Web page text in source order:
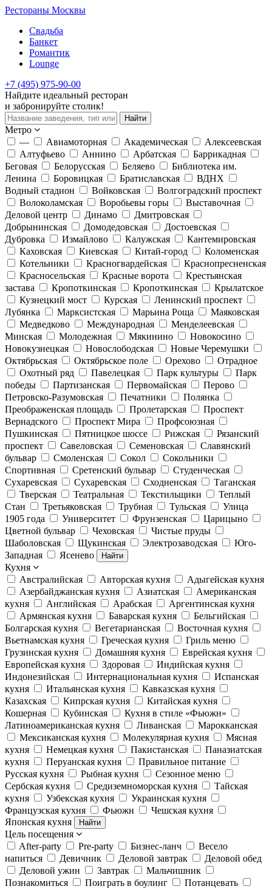
Рестораны Москвы
Свадьба
Банкет
Романтик
Lounge
+7 (495) 975-90-00
Найдите идеальный ресторан
и забронируйте столик!
Найти
Метро
—
Авиамоторная Академическая
Алексеевская
Алтуфьево
Аннино Арбатская
Баррикадная
Беговая
Белорусская Беляево
Библиотека им.
Ленина
Боровицкая Братиславская
ВДНХ
Водный стадион
Войковская
Волгоградский проспект
Волоколамская
Воробьевы горы
Выставочная
Деловой центр
Динамо
Дмитровская
Добрынинская
Домодедовская
Достоевская
Дубровка
Измайлово Калужская
Кантемировская
Каховская
Киевская Китай-город
Коломенская
Котельники
Красногвардейская
Краснопресненская
Красносельская
Красные ворота
Крестьянская
застава
Кропоткинская Кропоткинская
Крылатское
Кузнецкий мост
Курская
Ленинский проспект
Лубянка
Марксистская Марьина Роща
Маяковская
Медведково
Международная
Менделеевская
Минская
Молодежная Мякинино
Новокосино
Новокузнецкая
Новослободская
Новые Черемушки
Октябрьская
Октябрьское поле Орехово
Отрадное
Охотный ряд
Павелецкая Парк культуры
Парк
победы
Партизанская Первомайская
Перово
Петровско-Разумовская
Печатники
Полянка
Преображенская площадь
Пролетарская
Проспект
Вернадского
Проспект Мира
Профсоюзная
Пушкинская
Пятницкое шоссе Рижская
Рязанский
проспект
Савеловская Семеновская
Славянский
бульвар
Смоленская Сокол
Сокольники
Спортивная
Сретенский бульвар
Студенческая
Сухаревская
Сухаревская Сходненская
Таганская
Тверская
Театральная Текстильщики
Теплый
Стан
Третьяковская Трубная Тульская
Улица
1905 года
Университет Фрунзенская
Царицыно
Цветной бульвар
Чеховская
Чистые пруды
Шаболовская
Щукинская Электрозаводская
Юго-
Западная
Ясенево Найти
Кухня
Австралийская
Авторская кухня
Адыгейская кухня
Азербайджанская кухня
Азиатская
Американская
кухня
Английская Арабская
Аргентинская кухня
Армянская кухня
Баварская кухня
Бельгийская
Болгарская кухня
Вегетарианская
Восточная кухня
Вьетнамская кухня
Греческая кухня
Гриль меню
Грузинская кухня
Домашняя кухня
Еврейская кухня
Европейская кухня
Здоровая
Индийская кухня
Индонезийская
Интернациональная кухня
Испанская
кухня
Итальянская кухня
Кавказская кухня
Казахская
Кипрская кухня
Китайская кухня
Кошерная
Кубинская
Кухня в стиле «Фьюжн»
Латиноамериканская кухня
Ливанская
Марокканская
Мексиканская кухня
Молекулярная кухня
Мясная
кухня
Немецкая кухня Пакистанская
Паназиатская
кухня
Перуанская кухня
Правильное питание
Русская кухня
Рыбная кухня
Сезонное меню
Сербская кухня
Средиземноморская кухня
Тайская
кухня
Узбекская кухня
Украинская кухня
Французская кухня
Фьюжн
Чешская кухня
Японская кухня
Найти
Цель посещения
After-party
Pre-party Бизнес-ланч
Весело
напиться
Девичник Деловой завтрак
Деловой обед
Деловой ужин
Завтрак
Мальчишник
Познакомиться
Поиграть в боулинг
Потанцевать